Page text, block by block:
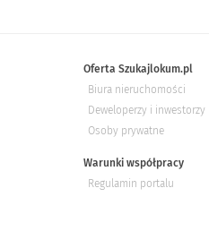
Oferta Szukajlokum.pl
Biura nieruchomości
Deweloperzy i inwestorzy
Osoby prywatne
Warunki współpracy
Regulamin portalu